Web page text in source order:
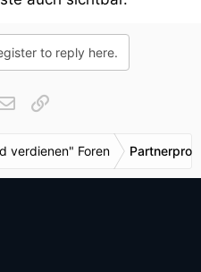
to reply here.
E-Mail
verdienen" Foren